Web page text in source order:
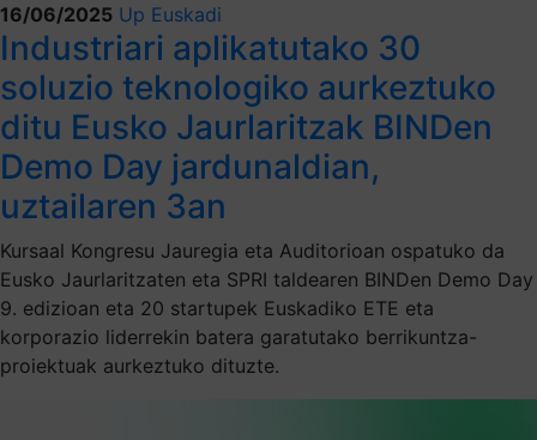
16/06/2025 Up Euskadi
Industriari aplikatutako 30
soluzio teknologiko aurkeztuko
ditu Eusko Jaurlaritzak BINDen
Demo Day jardunaldian,
uztailaren 3an
Kursaal Kongresu Jauregia eta Auditorioan ospatuko da
Eusko Jaurlaritzaten eta SPRI taldearen BINDen Demo Day
9. edizioan eta 20 startupek Euskadiko ETE eta
korporazio liderrekin batera garatutako berrikuntza-
proiektuak aurkeztuko dituzte.